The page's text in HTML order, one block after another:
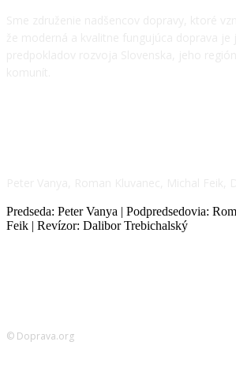
Predseda: Peter Vanya | Podpredsedovia:
Feik | Revízor: Dalibor Trebichalský
© Doprava.org